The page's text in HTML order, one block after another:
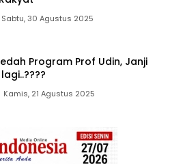
Sabtu, 30 Agustus 2025
Program Prof Udin, Janji
Kamis, 21 Agustus 2025